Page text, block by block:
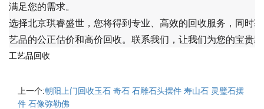
满足您的需求。
选择北京琪睿盛世，您将得到专业、高效的回收服务，同时
艺品的公正估价和高价回收。联系我们，让我们为您的宝贵
工艺品回收
上一个:朝阳上门回收玉石 奇石 石雕石头摆件 寿山石 灵璧石摆
件 石像弥勒佛